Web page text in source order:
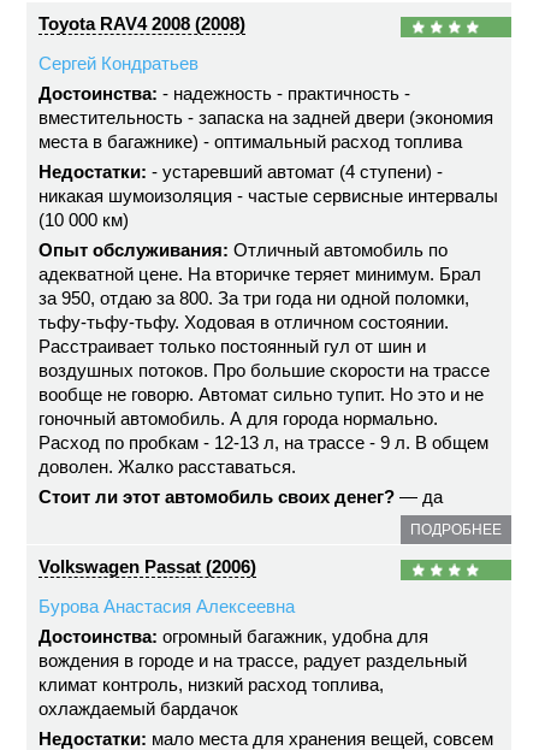
Toyota RAV4 2008 (2008)
Сергей Кондратьев
Достоинства: - надежность - практичность -
вместительность - запаска на задней двери (экономия
места в багажнике) - оптимальный расход топлива
Недостатки: - устаревший автомат (4 ступени) -
никакая шумоизоляция - частые сервисные интервалы
(10 000 км)
Опыт обслуживания: Отличный автомобиль по
адекватной цене. На вторичке теряет минимум. Брал
за 950, отдаю за 800. За три года ни одной поломки,
тьфу-тьфу-тьфу. Ходовая в отличном состоянии.
Расстраивает только постоянный гул от шин и
воздушных потоков. Про большие скорости на трассе
вообще не говорю. Автомат сильно тупит. Но это и не
гоночный автомобиль. А для города нормально.
Расход по пробкам - 12-13 л, на трассе - 9 л. В общем
доволен. Жалко расставаться.
Стоит ли этот автомобиль своих денег? — да
ПОДРОБНЕЕ
Volkswagen Passat (2006)
Бурова Анастасия Алексеевна
Достоинства: огромный багажник, удобна для
вождения в городе и на трассе, радует раздельный
климат контроль, низкий расход топлива,
охлаждаемый бардачок
Недостатки: мало места для хранения вещей, совсем